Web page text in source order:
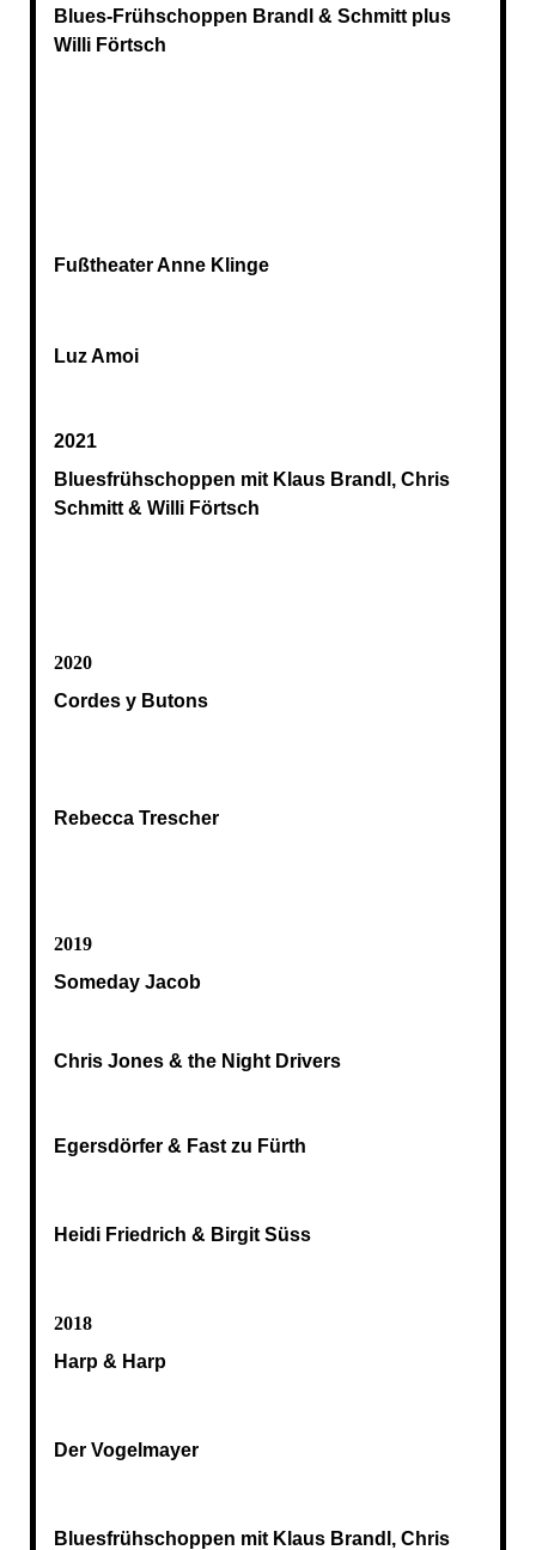
Blues-Frühschoppen Brandl & Schmitt plus
Willi Förtsch
Fußtheater Anne Klinge
Luz Amoi
2021
Bluesfrühschoppen mit Klaus Brandl, Chris
Schmitt & Willi Förtsch
2020
Cordes y Butons
Rebecca Trescher
2019
Someday Jacob
Chris Jones & the Night Drivers
Egersdörfer & Fast zu Fürth
Heidi Friedrich & Birgit Süss
2018
Harp & Harp
Der Vogelmayer
Bluesfrühschoppen mit Klaus Brandl, Chris